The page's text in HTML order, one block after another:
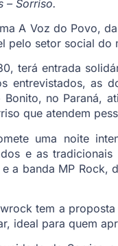
– Sorriso.
A Voz do Povo,
pelo setor social do
terá entrada
entrevistados, as
no Paraná,
que atendem
uma noite
e as
a banda MP
tem a
ideal para quem